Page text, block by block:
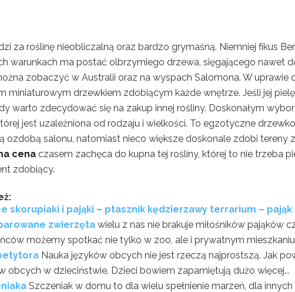
za roślinę nieobliczalną oraz bardzo grymaśną. Niemniej fikus
warunkach ma postać olbrzymiego drzewa, sięgającego nawet
zobaczyć w Australii oraz na wyspach Salomona. W uprawie
miniaturowym drzewkiem zdobiącym każde wnętrze. Jeśli jej
warto zdecydować się na zakup innej rośliny. Doskonałym
jest uzależniona od rodzaju i wielkości. To egzotyczne
ozdobą salonu, natomiast nieco większe doskonale zdobi tereny
cena czasem zachęca do kupna tej rośliny, której to nie trzeba
zdobiący.
skorupiaki i pająki – ptasznik kędzierzawy terrarium – pająk
zwierzęta wielu z nas nie brakuje miłośników pająków
możemy spotkać nie tylko w zoo, ale i prywatnym
Nauka języków obcych nie jest rzeczą najprostszą. Jak
obcych w dzieciństwie. Dzieci bowiem zapamiętują dużo więcej...
Szczeniak w domu to dla wielu spełnienie marzeń, dla